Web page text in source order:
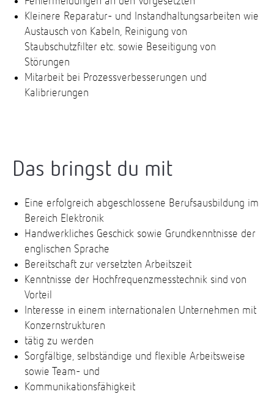
Kleinere Reparatur- und Instandhaltungsarbeiten wie
Austausch von Kabeln, Reinigung von
Staubschutzfilter etc. sowie Beseitigung von
Störungen
Mitarbeit bei Prozessverbesserungen und
Kalibrierungen
Das bringst du mit
Eine erfolgreich abgeschlossene Berufsausbildung im
Bereich Elektronik
Handwerkliches Geschick sowie Grundkenntnisse der
englischen Sprache
Bereitschaft zur versetzten Arbeitszeit
Kenntnisse der Hochfrequenzmesstechnik sind von
Vorteil
Interesse in einem internationalen Unternehmen mit
Konzernstrukturen
tätig zu werden
Sorgfältige, selbständige und flexible Arbeitsweise
sowie Team- und
Kommunikationsfähigkeit